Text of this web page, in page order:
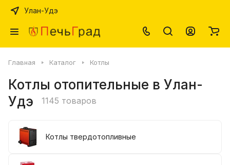
Улан-Удэ
Главная Каталог Котлы
Котлы отопительные в Улан-
Удэ
1145 товаров
Котлы твердотопливные